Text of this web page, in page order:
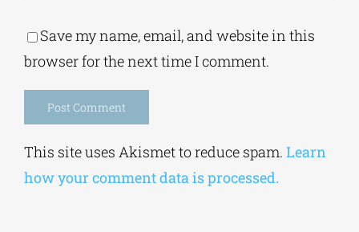
Save my name, email, and website in this
browser for the next time I comment.
This site uses Akismet to reduce spam. Learn
how your comment data is processed.